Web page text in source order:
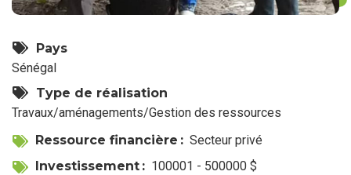
Pays
Sénégal
Type de réalisation
Travaux/aménagements/Gestion des ressources
Ressource financière
Secteur privé
Investissement
100001 - 500000 $